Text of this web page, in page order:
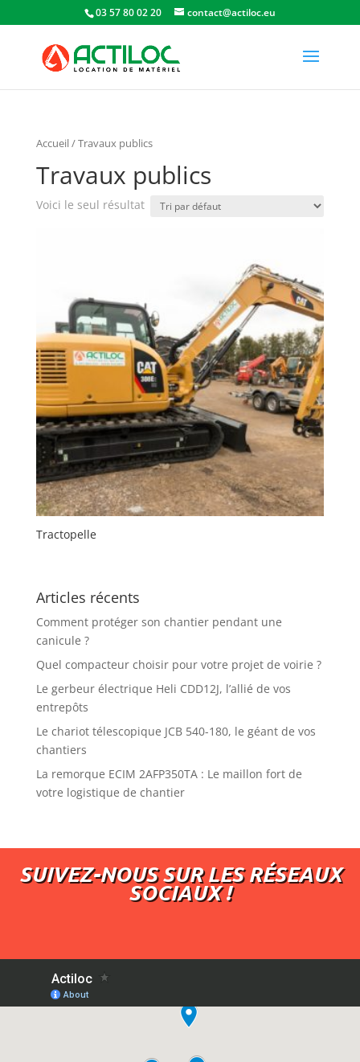
03 57 80 02 20 contact@actiloc.eu
Accueil/ Travaux publics
Travaux publics
Voici le seul résultat
Tractopelle
Articles récents
Comment protéger son chantier pendant une
canicule ?
Quel compacteur choisir pour votre projet de voirie ?
Le gerbeur électrique Heli CDD12J, l’allié de vos
entrepôts
Le chariot télescopique JCB 540-180, le géant de vos
chantiers
La remorque ECIM 2AFP350TA : Le maillon fort de
votre logistique de chantier
SUIVEZ-NOUS SUR LES RÉSEAUX
SOCIAUX !